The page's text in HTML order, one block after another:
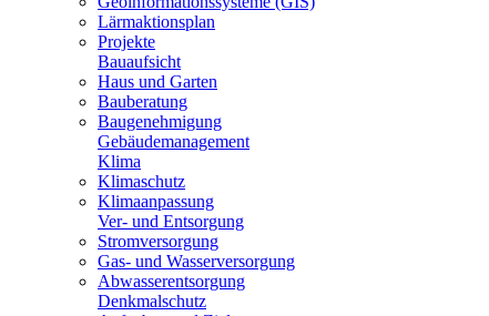
Lärmaktionsplan
Projekte
Bauaufsicht
Haus und Garten
Bauberatung
Baugenehmigung
Gebäudemanagement
Klima
Klimaschutz
Klimaanpassung
Ver- und Entsorgung
Stromversorgung
Gas- und Wasserversorgung
Abwasserentsorgung
Denkmalschutz